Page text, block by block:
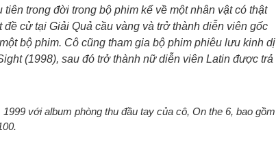
trong đời trong bộ phim kể về một nhân vật có thật
cử tại Giải Quả cầu vàng và trở thành diễn viên gốc
bộ phim. Cô cũng tham gia bộ phim phiêu lưu kinh dị
(1998), sau đó trở thành nữ diễn viên Latin được trả
với album phòng thu đầu tay của cô, On the 6, bao gồm